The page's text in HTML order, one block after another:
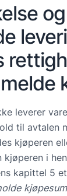
og
leverer
til avtalen
kjøperen
kjøperen i
kapittel 5